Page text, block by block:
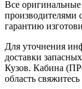
Все оригинальные
производителями
гарантию
Для уточнения
доставки
Кузов. Кабина
область